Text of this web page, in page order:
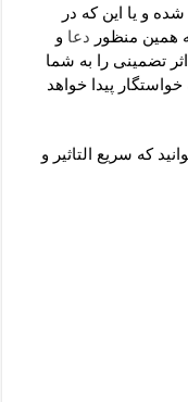
قلب و رفع اضطراب
حضرت سلیمان
و یا این که در
همین منظور دعا و
تضمینی را به شما
پیدا خواهد
که سریع التاثیر و